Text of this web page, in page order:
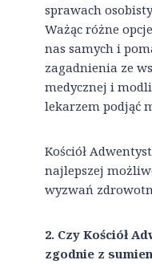
sprawach
Ważąc różne
nas samych i
zagadnienia ze
medycznej i
lekarzem podjąć
Kościół
najlepszej
wyzwań
2. Czy Kościół
zgodnie z